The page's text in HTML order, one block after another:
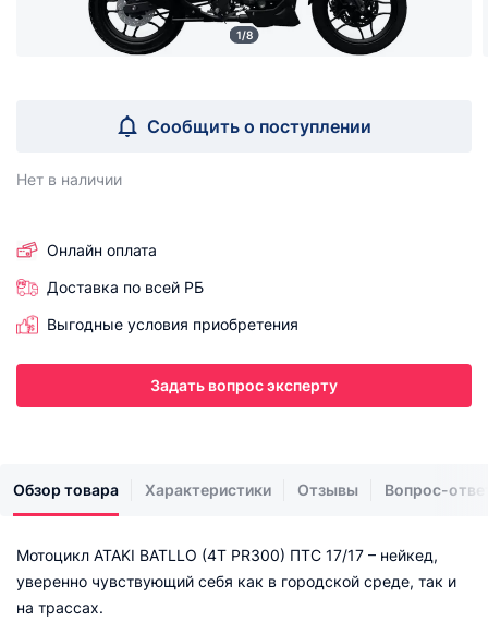
1/8
Сообщить о поступлении
Нет в наличии
Онлайн оплата
Доставка по всей РБ
Выгодные условия приобретения
Задать вопрос эксперту
Обзор товара Характеристики Отзывы Вопрос-
Мотоцикл ATAKI BATLLO (4T PR300) ПТС 17/17 – нейкед,
уверенно чувствующий себя как в городской среде, так и
на трассах.